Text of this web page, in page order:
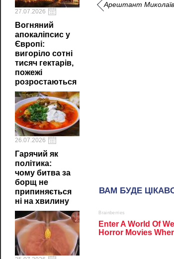
27.07.2026
Вогняний
апокаліпсис у
Європі:
вигоріло сотні
тисяч гектарів,
пожежі
розростаються
26.07.2026
Гарячий як
політика:
чому битва за
борщ не
припиняється
ні на хвилину
Арештант